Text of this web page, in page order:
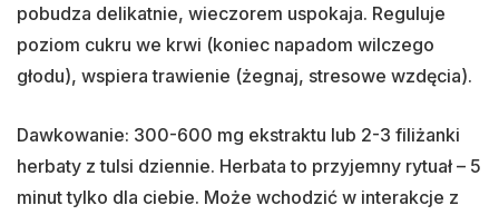
pobudza delikatnie, wieczorem uspokaja. Reguluje
poziom cukru we krwi (koniec napadom wilczego
głodu), wspiera trawienie (żegnaj, stresowe wzdęcia).
Dawkowanie: 300-600 mg ekstraktu lub 2-3 filiżanki
herbaty z tulsi dziennie. Herbata to przyjemny rytuał – 5
minut tylko dla ciebie. Może wchodzić w interakcje z